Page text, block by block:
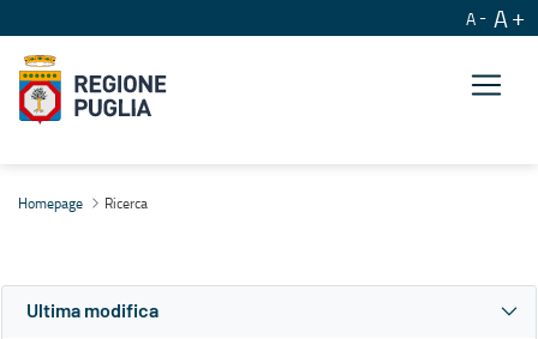
A A
Homepage Ricerca
Ultima modifica